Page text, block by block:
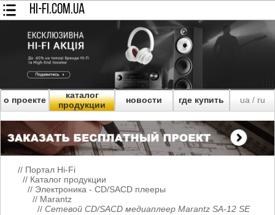
HI-FI.COM.UA
о проекте
каталог
продукции
новости где купить ua/ ru
// Портал Hi-Fi
// Каталог продукции
// Электроника - CD/SACD плееры
// Marantz
// Сетевой CD/SACD медиаплеер Marantz SA-12 SE